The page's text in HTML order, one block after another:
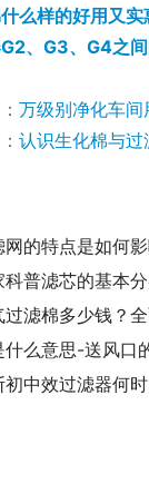
么样的好用又
、G3、G4之
万级别净化车
认识生化棉与
网的特点是如何
科普滤芯的基本
什么意思-送风口
中效过滤器何